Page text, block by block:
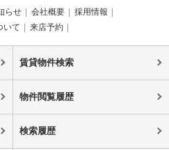
らせ 会社概要
採用情報
いて 来店予約
賃貸物件検索
物件閲覧履歴
検索履歴